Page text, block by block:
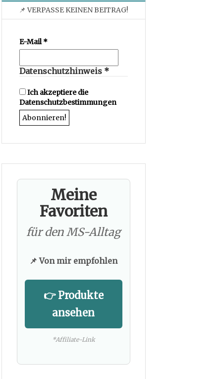
📌 VERPASSE KEINEN BEITRAG!
E-Mail*
Datenschutzhinweis *
Ich akzeptiere die
Datenschutzbestimmungen
Meine
Favoriten
für den MS-Alltag
📌 Von mir empfohlen
👉 Produkte
ansehen
*Affiliate-Link